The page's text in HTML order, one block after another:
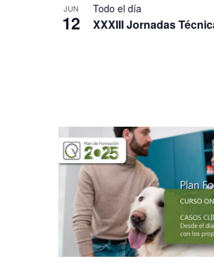
JUN
12
Todo el día
XXXIII Jornadas